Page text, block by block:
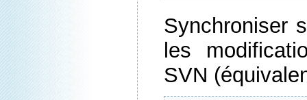
Synchroniser
les
SVN